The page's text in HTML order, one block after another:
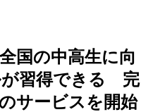
国の中高生に向
が習得できる 完
サービスを開始